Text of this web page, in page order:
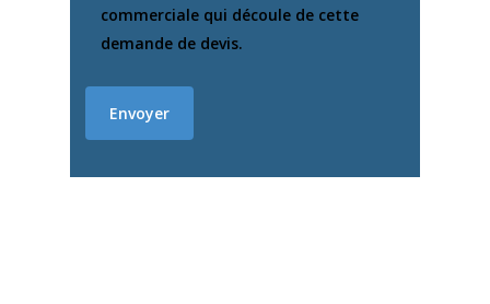
commerciale qui découle de cette
demande de devis.